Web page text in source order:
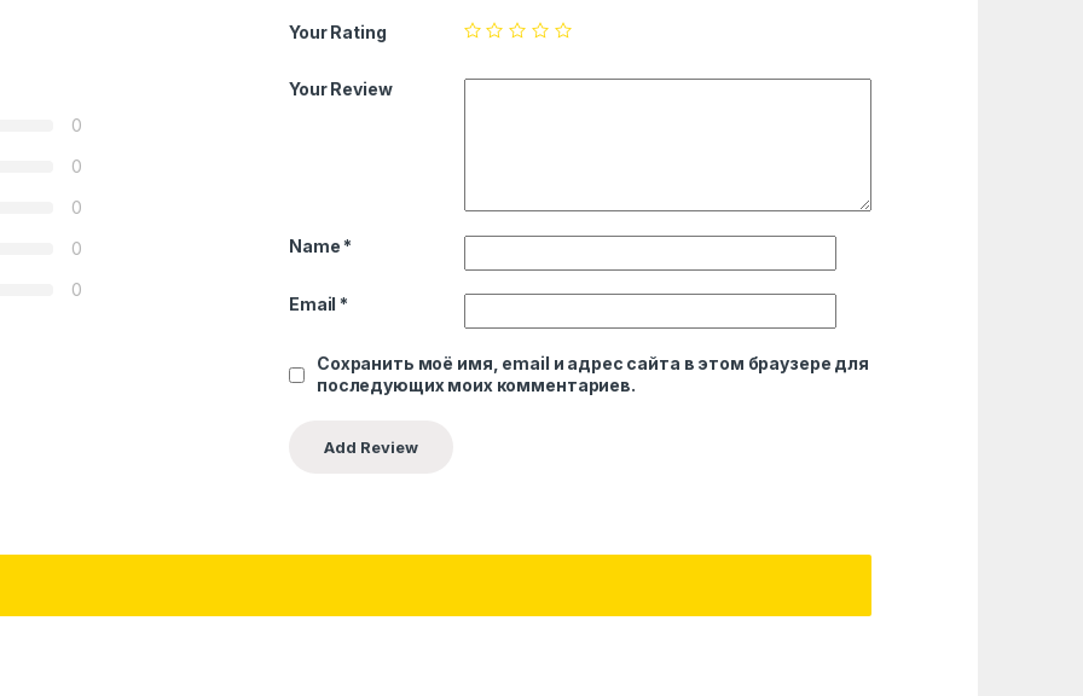
0
0
0
0
0
Your Rating
Your Review
Name *
Email *
Сохранить моё имя, email и адрес сайта в этом браузере для
последующих моих комментариев.